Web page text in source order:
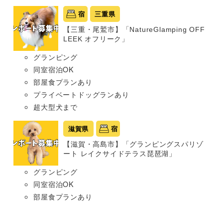
宿 三重県
【三重・尾鷲市】「NatureGlamping OFF
LEEK オフリーク」
グランピング
同室宿泊OK
部屋食プランあり
プライベートドッグランあり
超大型犬まで
滋賀県 宿
【滋賀・高島市】「グランピングスパリゾ
ート レイクサイドテラス琵琶湖」
グランピング
同室宿泊OK
部屋食プランあり